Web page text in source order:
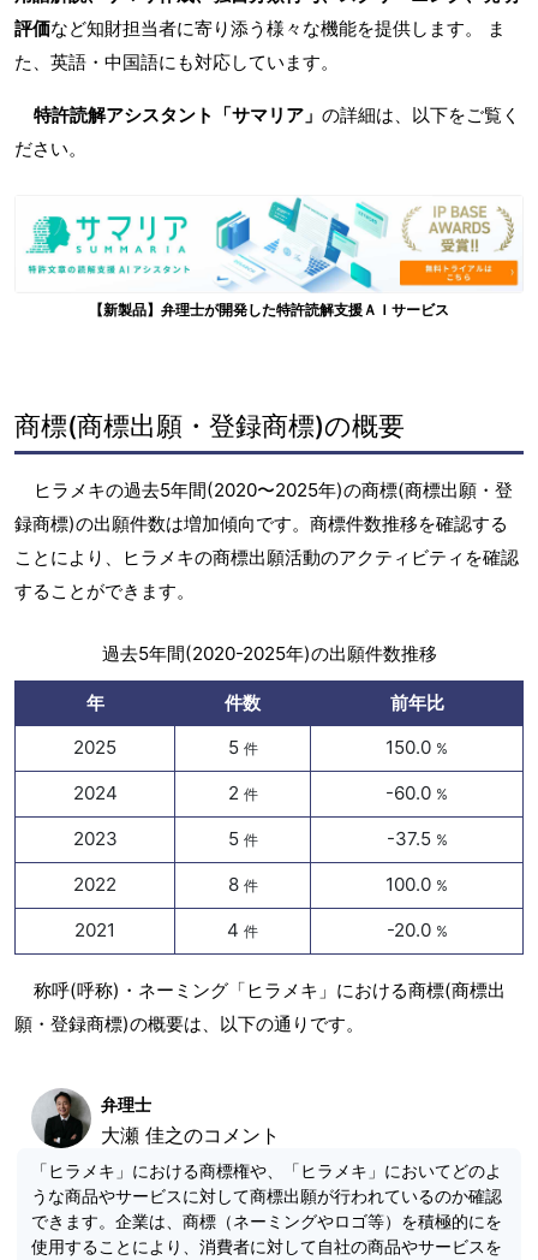
評価など知財担当者に寄り添う様々な機能を提供します。 ま
た、英語・中国語にも対応しています。
特許読解アシスタント「サマリア」 の詳細は、以下をご覧く
ださい。
【新製品】弁理士が開発した特許読解支援ＡＩサービス
商標(商標出願・登録商標)の概要
ヒラメキの過去5年間(2020〜2025年)の商標(商標出願・登
録商標)の出願件数は増加傾向です。商標件数推移を確認する
ことにより、ヒラメキの商標出願活動のアクティビティを確認
することができます。
過去5年間(2020-2025年)の出願件数推移
年 件数
前年比
2025
5 件 150.0 %
2024 2 件 -60.0 %
2023 5 件 -37.5 %
2022 8 件 100.0 %
2021 4 件 -20.0 %
称呼(呼称)・ネーミング「ヒラメキ」における商標(商標出
願・登録商標)の概要は、以下の通りです。
弁理士
大瀬 佳之のコメント
「ヒラメキ」における商標権や、「ヒラメキ」においてどのよ
うな商品やサービスに対して商標出願が行われているのか確認
できます。企業は、商標（ネーミングやロゴ等）を積極的にを
使用することにより、消費者に対して自社の商品やサービスを